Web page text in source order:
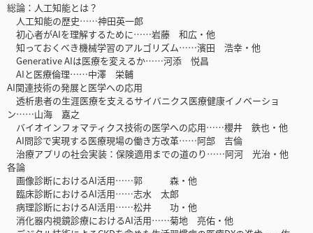
総論：人工知能とは？
人工知能の歴史……神田英一郎
初心者がAIを理解するために……岩藤 和広・他
知っておくべき機械学習のアルゴリズム……濱田 浩幸・他
Generative AIは医療を変えるか……河添 悦昌
AIと医療倫理……中澤 栄輔
AI関連技術の発展と医学への応用
透析患者の生涯医療を支えるサイバニクス医療健康イノベーショ
ン……山海 嘉之
バイオインフォマティクス技術の医学への応用……櫻井 鉄也・他
AI問診で実現する医療現場の働き方改革……阿部 吉倫
治療アプリの社会実装：保険適用までの道のり……阿河 光治・他
各論
画像診断におけるAI活用……郭 森・他
臨床診断におけるAI活用……志水 太郎
病理診断におけるAI活用……松井 功・他
消化器内視鏡診療におけるAI活用……菊地 亮佑・他